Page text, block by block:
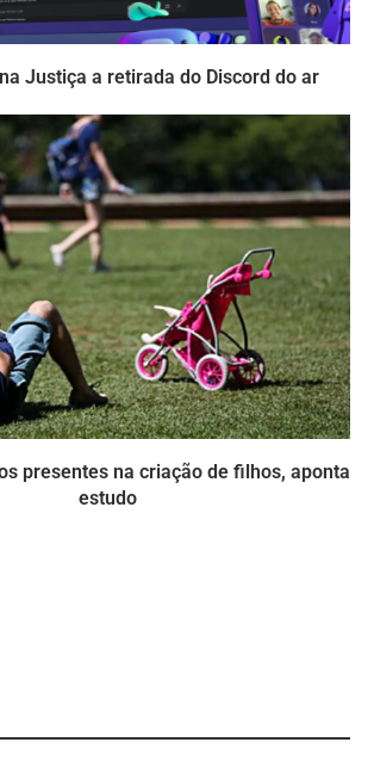
Justiça a retirada do Discord do ar
presentes na criação de filhos, aponta
estudo